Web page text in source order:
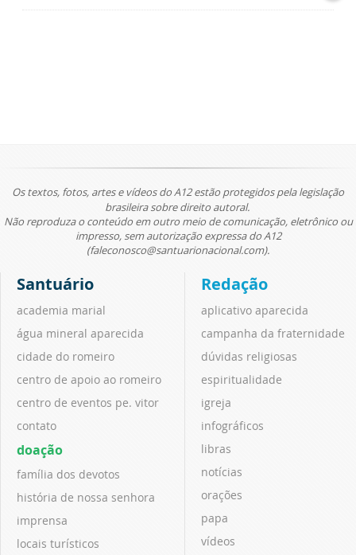
Os textos, fotos, artes e vídeos do A12 estão protegidos pela legislação
brasileira sobre direito autoral.
Não reproduza o conteúdo em outro meio de comunicação, eletrônico ou
impresso, sem autorização expressa do A12
(faleconosco@santuarionacional.com).
Santuário
academia marial
água mineral aparecida
cidade do romeiro
centro de apoio ao romeiro
centro de eventos pe. vitor
contato
doação
família dos devotos
história de nossa senhora
imprensa
locais turísticos
Redação
aplicativo aparecida
campanha da fraternidade
dúvidas religiosas
espiritualidade
igreja
infográficos
libras
notícias
orações
papa
vídeos